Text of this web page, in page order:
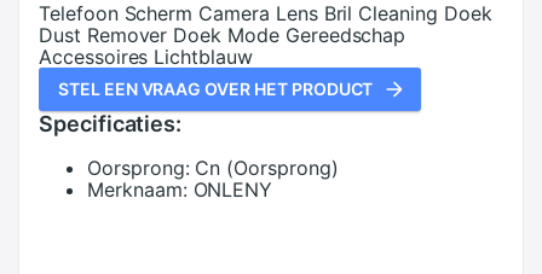
Telefoon Scherm Camera Lens Bril Cleaning Doek
Dust Remover Doek Mode Gereedschap
Accessoires Lichtblauw
STEL EEN VRAAG OVER HET PRODUCT
Specificaties:
Oorsprong: Cn (Oorsprong)
Merknaam: ONLENY